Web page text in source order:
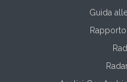
Guida